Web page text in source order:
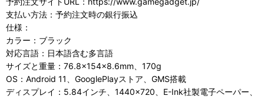
支払い方法：予約注文時の銀行振込
仕様：
カラー：ブラック
対応言語：日本語含む多言語
サイズと重量：76.8×154×8.6mm、170g
OS：Android 11、GooglePlayストア、GMS搭載
ディスプレイ：5.84インチ、1440×720、E-Ink社製電子ペーパー、